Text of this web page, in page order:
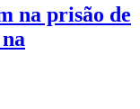
na prisão de